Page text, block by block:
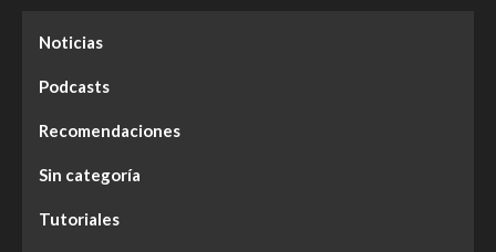
Noticias
Podcasts
Recomendaciones
Sin categoría
Tutoriales